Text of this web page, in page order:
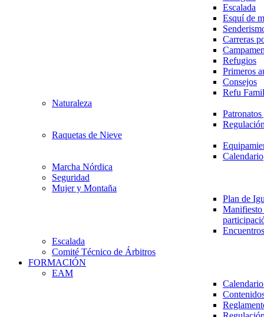
Escalada
Esquí de
Carreras
Refugios
Primeros
Consejos
Refu
Naturaleza
Raquetas de Nieve
Calendario
Marcha Nórdica
Seguridad
Mujer y Montaña
Plan de
Escalada
Comité Técnico de Árbitros
FORMACIÓN
EAM